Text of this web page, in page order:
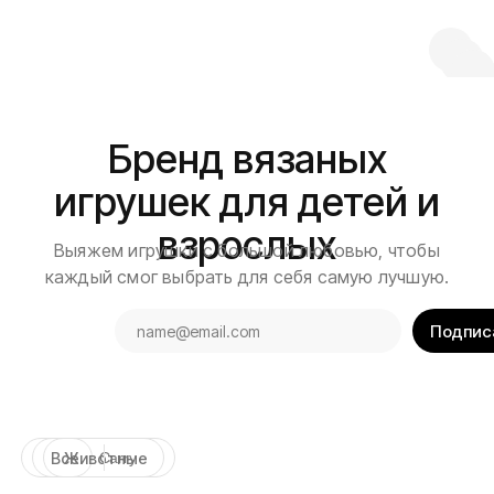
Бренд вязаных
игрушек для детей и
взрослых
Выяжем игрушки с большой любовью, чтобы
каждый смог выбрать для себя самую лучшую.
ВсеЖивотные
Carry